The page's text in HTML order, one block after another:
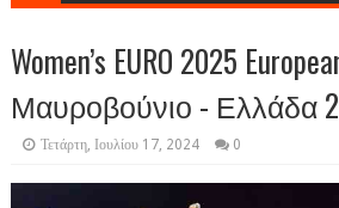
Women’s EURO 2025
Μαυροβούνιο - Ελλάδα
Τετάρτη, Ιουλίου 17, 2024 0